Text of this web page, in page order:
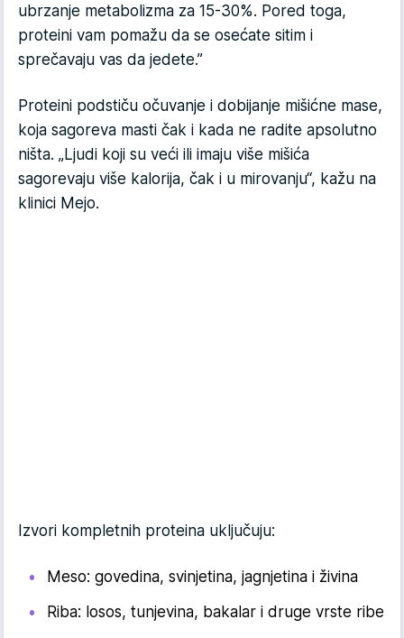
ubrzanje metabolizma za 15-30%. Pored toga,
proteini vam pomažu da se osećate sitim i
sprečavaju vas da jedete.”
Proteini podstiču očuvanje i dobijanje mišićne mase,
koja sagoreva masti čak i kada ne radite apsolutno
ništa. „Ljudi koji su veći ili imaju više mišića
sagorevaju više kalorija, čak i u mirovanju“, kažu na
klinici Mejo.
Izvori kompletnih proteina uključuju:
Meso: govedina, svinjetina, jagnjetina i živina
Riba: losos, tunjevina, bakalar i druge vrste ribe